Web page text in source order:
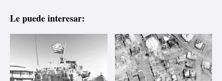
Le puede interesar: